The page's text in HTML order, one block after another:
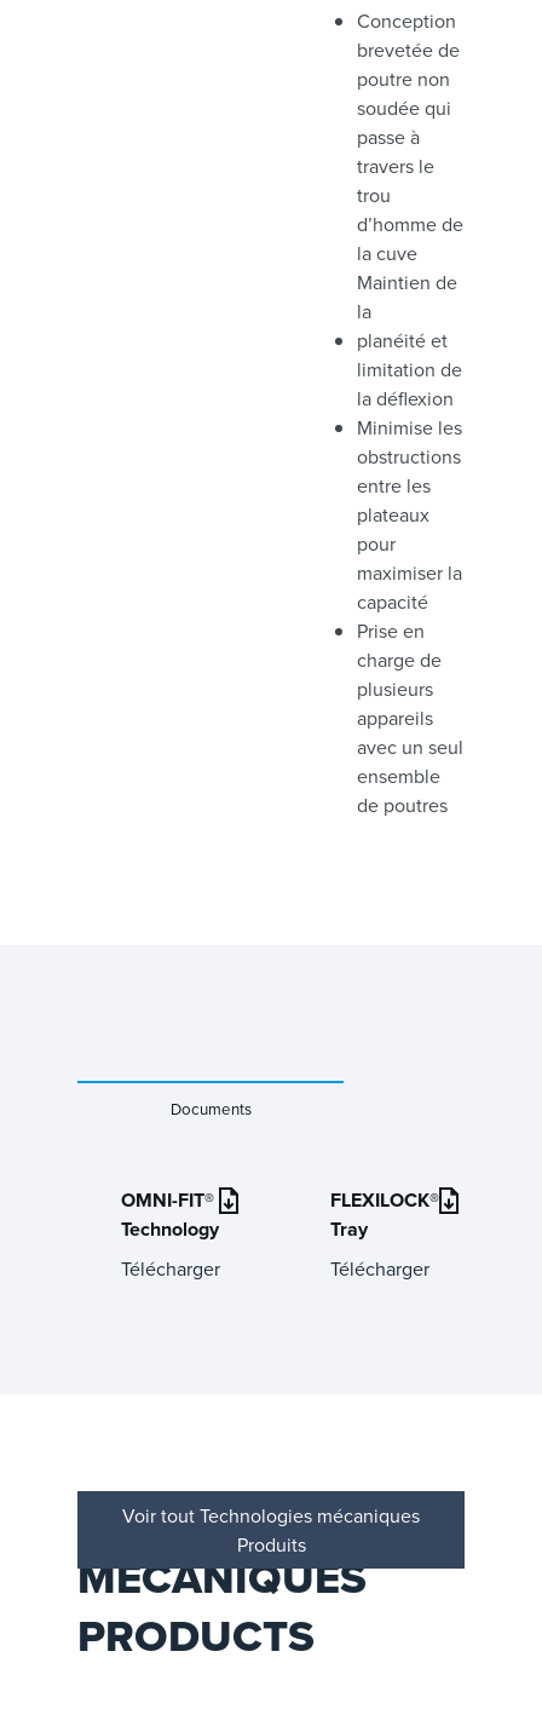
Conception
brevetée de
poutre non
soudée qui
passe à
travers le
trou
d’homme de
la cuve
Maintien de
la
planéité et
limitation de
la déflexion
Minimise les
obstructions
entre les
plateaux
pour
maximiser la
capacité
Prise en
charge de
plusieurs
appareils
avec un seul
ensemble
de poutres
Documents
OMNI-FIT®
Technology
Télécharger
FLEXILOCK®
Tray
Télécharger
TECHNOLOGIES
MÉCANIQUES
PRODUCTS
Voir tout Technologies mécaniques
Produits